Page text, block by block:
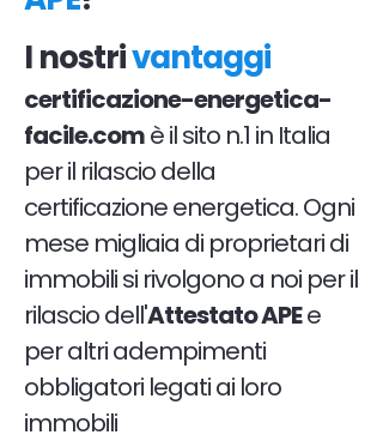
I nostrivantaggi
certificazione-energetica-
facile.comè il sito n.1 in Italia
per il rilascio della
certificazione energetica. Ogni
mese migliaia di proprietari di
immobili si rivolgono a noi per il
rilascio dell'Attestato APEe
per altri adempimenti
obbligatori legati ai loro
immobili